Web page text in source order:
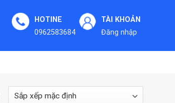
HOTINE
0962583684
TÀI KHOẢN
Đăng nhập